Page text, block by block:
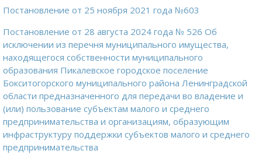
Постановление от 25 ноября 2021 года №603
Постановление от 28 августа 2024 года № 526 Об
исключении из перечня муниципального имущества,
находящегося собственности муниципального
образования Пикалевское городское поселение
Бокситогорского муниципального района Ленинградской
области предназначенного для передачи во владение и
(или) пользование субъектам малого и среднего
предпринимательства и организациям, образующим
инфраструктуру поддержки субъектов малого и среднего
предпринимательства